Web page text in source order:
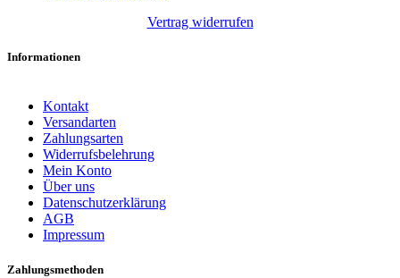
Vertrag widerrufen
Informationen
Kontakt
Versandarten
Zahlungsarten
Widerrufsbelehrung
Mein Konto
Über uns
Datenschutzerklärung
AGB
Impressum
Zahlungsmethoden